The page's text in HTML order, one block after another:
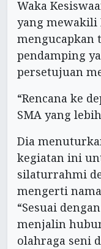
Waka
yang mewakili
mengucapkan
pendamping
persetujuan
“Rencana ke
SMA yang
Dia
kegiatan ini
silaturrahmi
mengerti
“Sesuai
menjalin
olahraga seni